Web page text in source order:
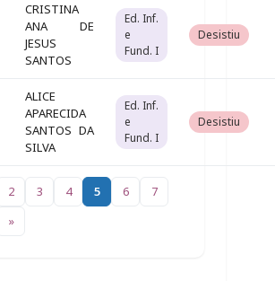
CRISTINA
ANA DE
JESUS
SANTOS
Ed. Inf.
e
Fund. I
Desistiu
ALICE
APARECIDA
SANTOS DA
SILVA
Ed. Inf.
e
Fund. I
Desistiu
2 3 4 5 6
7
»